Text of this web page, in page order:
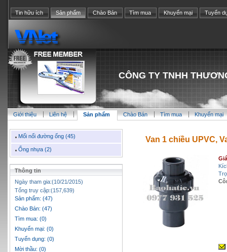
Tin hữu ích Sản phẩm Chào Bán Tìm mua Khuyến mại Tuyển
CÔNG TY TNHH
Giới thiệu Liên hệ Sản phẩm Chào Bán Tìm mua Khuyến mại
Mối nối đường ống (45)
Ống nhựa (2)
Thông tin
Ngày tham gia:(10/21/2015)
Tổng truy cập:(157,639)
Sản phẩm: (47)
Chào Bán: (47)
Tìm mua: (0)
Khuyến mại: (0)
Tuyển dụng: (0)
Mời thầu: (0)
Van 1 chiều UPVC,